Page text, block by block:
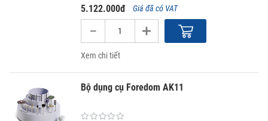
5.122.000đ Giá đã có VAT
Xem chi tiết
Bộ dụng cụ Foredom AK11